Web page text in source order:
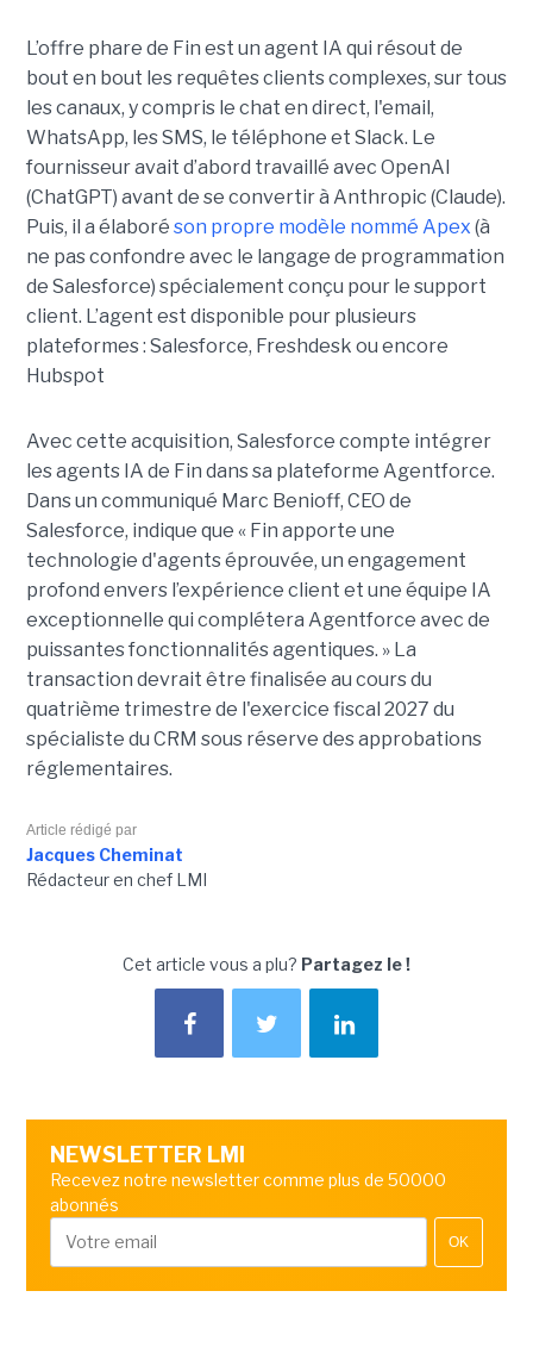
L’offre phare de Fin est un agent IA qui résout de
bout en bout les requêtes clients complexes, sur tous
les canaux, y compris le chat en direct, l'email,
WhatsApp, les SMS, le téléphone et Slack. Le
fournisseur avait d’abord travaillé avec OpenAI
(ChatGPT) avant de se convertir à Anthropic (Claude).
Puis, il a élaboré son propre modèle nommé Apex (à
ne pas confondre avec le langage de programmation
de Salesforce) spécialement conçu pour le support
client. L’agent est disponible pour plusieurs
plateformes : Salesforce, Freshdesk ou encore
Hubspot
Avec cette acquisition, Salesforce compte intégrer
les agents IA de Fin dans sa plateforme Agentforce.
Dans un communiqué Marc Benioff, CEO de
Salesforce, indique que « Fin apporte une
technologie d'agents éprouvée, un engagement
profond envers l’expérience client et une équipe IA
exceptionnelle qui complétera Agentforce avec de
puissantes fonctionnalités agentiques. » La
transaction devrait être finalisée au cours du
quatrième trimestre de l'exercice fiscal 2027 du
spécialiste du CRM sous réserve des approbations
réglementaires.
Article rédigé par
Jacques Cheminat
Rédacteur en chef LMI
Cet article vous a plu? Partagez le !
NEWSLETTER LMI
Recevez notre newsletter comme plus de 50000
abonnés
OK